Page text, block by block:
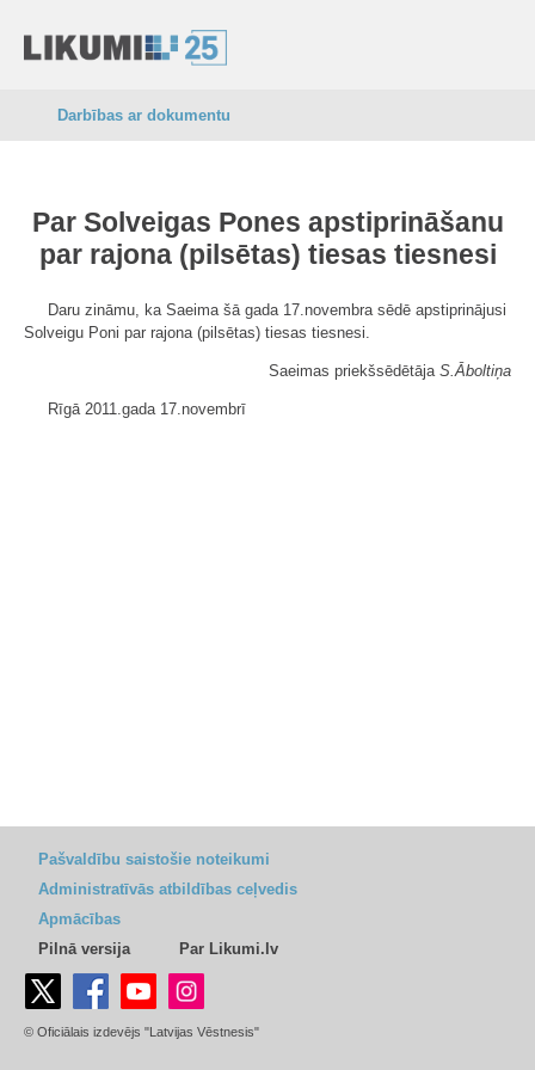
Darbības ar dokumentu
Par Solveigas Pones apstiprināšanu
par rajona (pilsētas) tiesas tiesnesi
Daru zināmu, ka Saeima šā gada 17.novembra sēdē apstiprinājusi
Solveigu Poni par rajona (pilsētas) tiesas tiesnesi.
Saeimas priekšsēdētāja S.Āboltiņa
Rīgā 2011.gada 17.novembrī
Pašvaldību saistošie noteikumi
Administratīvās atbildības ceļvedis
Apmācības
Pilnā versija
Par Likumi.lv
© Oficiālais izdevējs "Latvijas Vēstnesis"